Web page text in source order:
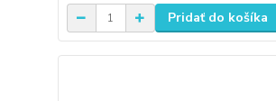
Pridať do košíka